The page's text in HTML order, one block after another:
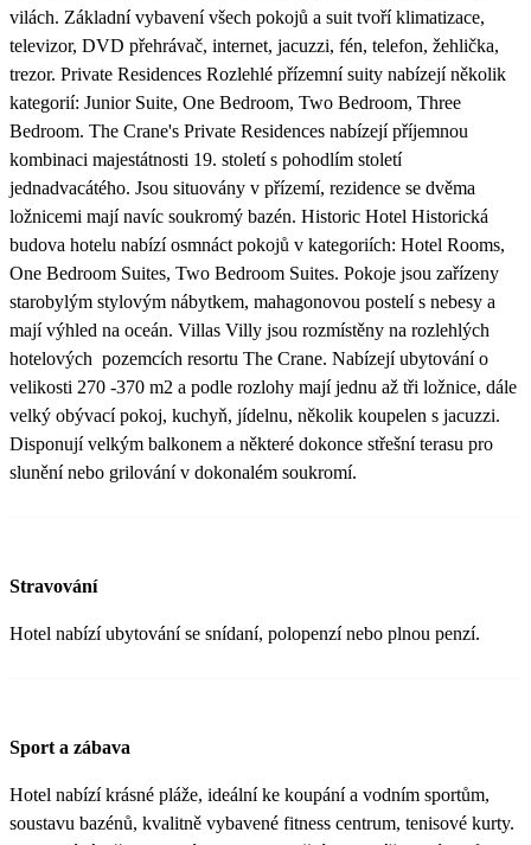
vilách. Základní vybavení všech pokojů a suit tvoří klimatizace,
televizor, DVD přehrávač, internet, jacuzzi, fén, telefon, žehlička,
trezor. Private Residences Rozlehlé přízemní suity nabízejí několik
kategorií: Junior Suite, One Bedroom, Two Bedroom, Three
Bedroom. The Crane's Private Residences nabízejí příjemnou
kombinaci majestátnosti 19. století s pohodlím století
jednadvacátého. Jsou situovány v přízemí, rezidence se dvěma
ložnicemi mají navíc soukromý bazén. Historic Hotel Historická
budova hotelu nabízí osmnáct pokojů v kategoriích: Hotel Rooms,
One Bedroom Suites, Two Bedroom Suites. Pokoje jsou zařízeny
starobylým stylovým nábytkem, mahagonovou postelí s nebesy a
mají výhled na oceán. Villas Villy jsou rozmístěny na rozlehlých
hotelových pozemcích resortu The Crane. Nabízejí ubytování o
velikosti 270 -370 m2 a podle rozlohy mají jednu až tři ložnice, dále
velký obývací pokoj, kuchyň, jídelnu, několik koupelen s jacuzzi.
Disponují velkým balkonem a některé dokonce střešní terasu pro
slunění nebo grilování v dokonalém soukromí.
Stravování
Hotel nabízí ubytování se snídaní, polopenzí nebo plnou penzí.
Sport a zábava
Hotel nabízí krásné pláže, ideální ke koupání a vodním sportům,
soustavu bazénů, kvalitně vybavené fitness centrum, tenisové kurty.